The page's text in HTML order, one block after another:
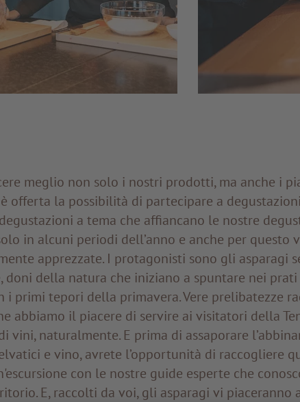
meglio non solo i nostri prodotti, ma anche i
offerta la possibilità di partecipare a
a tema che affiancano le nostre
in alcuni periodi dell’anno e anche per questo
apprezzate. I protagonisti sono gli asparagi
doni della natura che iniziano a spuntare nei
i primi tepori della primavera. Vere prelibatezze
abbiamo il piacere di servire ai visitatori della
vini, naturalmente. E prima di assaporare
e vino, avrete l’opportunità di raccogliere
con le nostre guide esperte che
E, raccolti da voi, gli asparagi vi piaceranno